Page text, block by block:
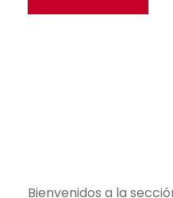
Bienvenidos a la